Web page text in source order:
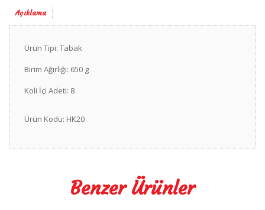
Açıklama
Ürün Tipi: Tabak
Birim Ağırlığı: 650 g
Koli İçi Adeti: 8
Ürün Kodu: HK20
Benzer Ürünler